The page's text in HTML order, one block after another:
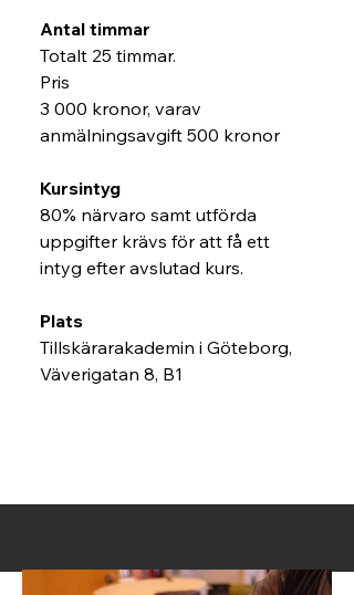
Antal timmar
Totalt 25 timmar.
Pris
3 000 kronor, varav
anmälningsavgift 500 kronor
Kursintyg
80% närvaro samt utförda
uppgifter krävs för att få ett
intyg efter avslutad kurs.
Plats
Tillskärarakademin i Göteborg,
Väverigatan 8, B1